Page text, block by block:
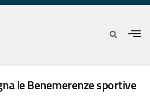
le Benemerenze sportive